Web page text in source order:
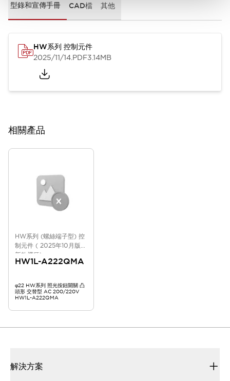
型錄和宣傳手冊 CAD檔 其他
HW系列 控制元件
2025/11/14.PDF3.14MB
相關產品
HW系列 (螺絲端子型) 控
制元件 ( 2025年10月版
新款機種)
HW1L-A222QMA
φ22 HW系列 照光按鈕開關 凸
頭形 交替型 AC 200/220V
HW1L-A222QMA
解決方案